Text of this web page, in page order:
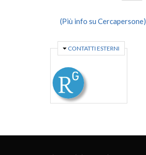
(Più info su Cercapersone)
NASCONDI
CONTATTI ESTERNI